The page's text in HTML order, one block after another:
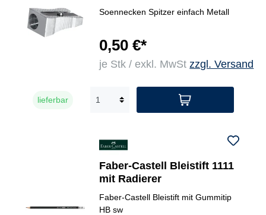
Soennecken Spitzer einfach Metall
0,50 €*
je Stk / exkl. MwStzzgl. Versand
lieferbar
Faber-Castell Bleistift 1111
mit Radierer
Faber-Castell Bleistift mit Gummitip
HB sw